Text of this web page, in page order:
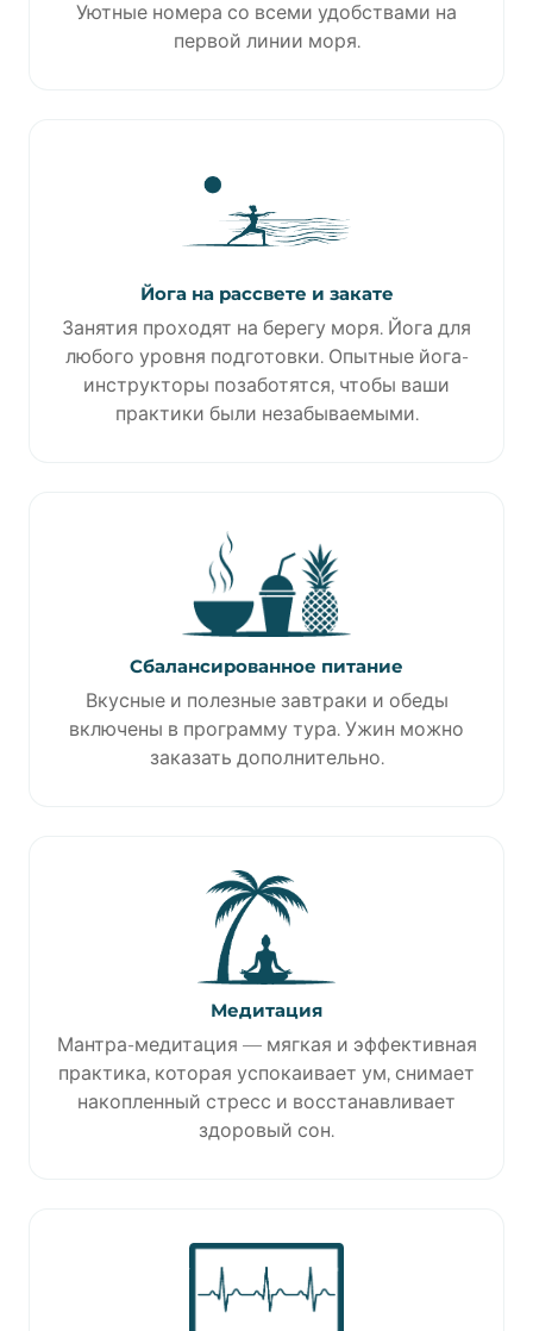
Уютные номера со всеми удобствами на
первой линии моря.
Йога на рассвете и закате
Занятия проходят на берегу моря. Йога для
любого уровня подготовки. Опытные йога-
инструкторы позаботятся, чтобы ваши
практики были незабываемыми.
Сбалансированное питание
Вкусные и полезные завтраки и обеды
включены в программу тура. Ужин можно
заказать дополнительно.
Медитация
Мантра-медитация — мягкая и эффективная
практика, которая успокаивает ум, снимает
накопленный стресс и восстанавливает
здоровый сон.